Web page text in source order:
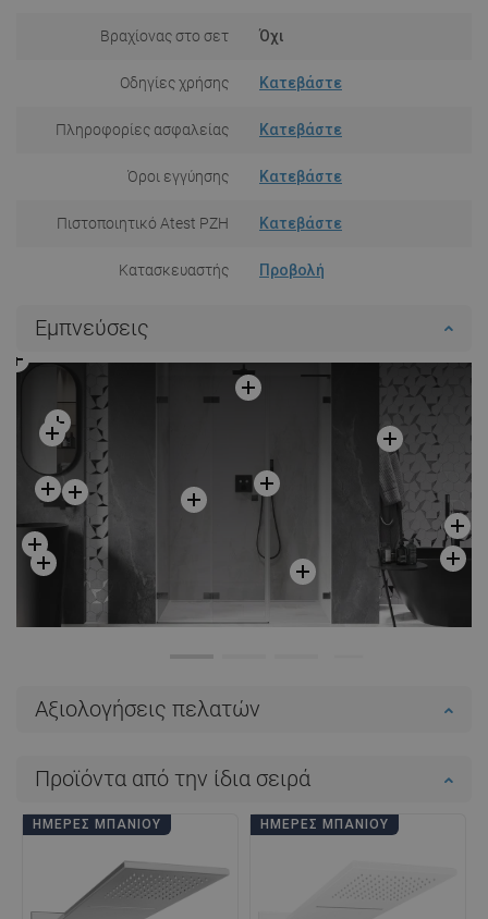
Βραχίονας στο σετ Όχι
Οδηγίες χρήσης Κατεβάστε
Πληροφορίες ασφαλείας Κατεβάστε
Όροι εγγύησης Κατεβάστε
Πιστοποιητικό Atest PZH Κατεβάστε
Κατασκευαστής Προβολή
Εμπνεύσεις
Αξιολογήσεις πελατών
Προϊόντα από την ίδια σειρά
ΗΜΈΡΕΣ ΜΠΆΝΙΟΥ ΗΜΈΡΕΣ ΜΠΆΝΙΟΥ